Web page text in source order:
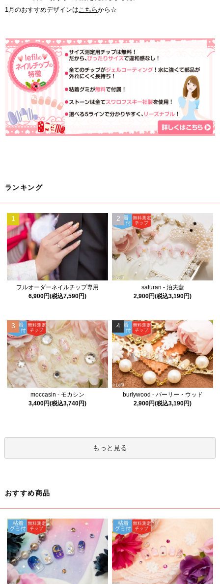
1月のおすすめデザインはこちらから☆
ランキング
1
フルオーダーネイルチップ専用
6,900円(税込7,590円)
2
safuran - 泊夫藍
2,900円(税込3,190円)
3
moccasin - モカシン
3,400円(税込3,740円)
4
burlywood - バーリー・ウッド
2,900円(税込3,190円)
もっと見る
おすすめ商品